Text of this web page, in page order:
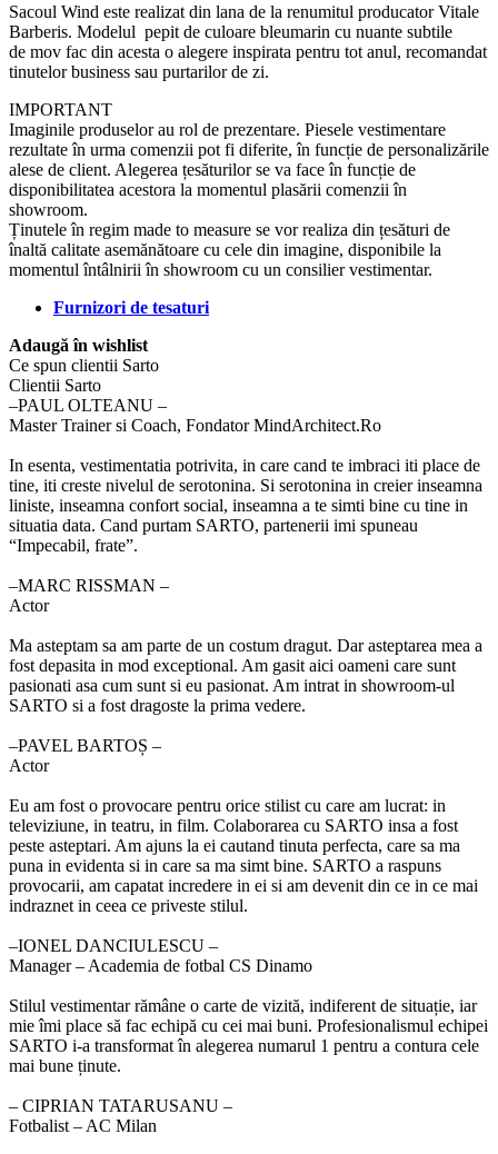
Sacoul Wind este realizat din lana de la renumitul producator Vitale
Barberis. Modelul pepit de culoare bleumarin cu nuante subtile
de mov fac din acesta o alegere inspirata pentru tot anul, recomandat
tinutelor business sau purtarilor de zi.
IMPORTANT
Imaginile produselor au rol de prezentare. Piesele vestimentare
rezultate în urma comenzii pot fi diferite, în funcție de personalizările
alese de client. Alegerea țesăturilor se va face în funcție de
disponibilitatea acestora la momentul plasării comenzii în
showroom.
Ținutele în regim made to measure se vor realiza din țesături de
înaltă calitate asemănătoare cu cele din imagine, disponibile la
momentul întâlnirii în showroom cu un consilier vestimentar.
Furnizori de tesaturi
Adaugă în wishlist
Ce spun clientii Sarto
Clientii Sarto
‒PAUL OLTEANU –
Master Trainer si Coach, Fondator MindArchitect.Ro
In esenta, vestimentatia potrivita, in care cand te imbraci iti place de
tine, iti creste nivelul de serotonina. Si serotonina in creier inseamna
liniste, inseamna confort social, inseamna a te simti bine cu tine in
situatia data. Cand purtam SARTO, partenerii imi spuneau
“Impecabil, frate”.
‒MARC RISSMAN –
Actor
Ma asteptam sa am parte de un costum dragut. Dar asteptarea mea a
fost depasita in mod exceptional. Am gasit aici oameni care sunt
pasionati asa cum sunt si eu pasionat. Am intrat in showroom-ul
SARTO si a fost dragoste la prima vedere.
‒PAVEL BARTOȘ –
Actor
Eu am fost o provocare pentru orice stilist cu care am lucrat: in
televiziune, in teatru, in film. Colaborarea cu SARTO insa a fost
peste asteptari. Am ajuns la ei cautand tinuta perfecta, care sa ma
puna in evidenta si in care sa ma simt bine. SARTO a raspuns
provocarii, am capatat incredere in ei si am devenit din ce in ce mai
indraznet in ceea ce priveste stilul.
‒IONEL DANCIULESCU –
Manager – Academia de fotbal CS Dinamo
Stilul vestimentar rămâne o carte de vizită, indiferent de situație, iar
mie îmi place să fac echipă cu cei mai buni. Profesionalismul echipei
SARTO i-a transformat în alegerea numarul 1 pentru a contura cele
mai bune ținute.
‒ CIPRIAN TATARUSANU –
Fotbalist – AC Milan